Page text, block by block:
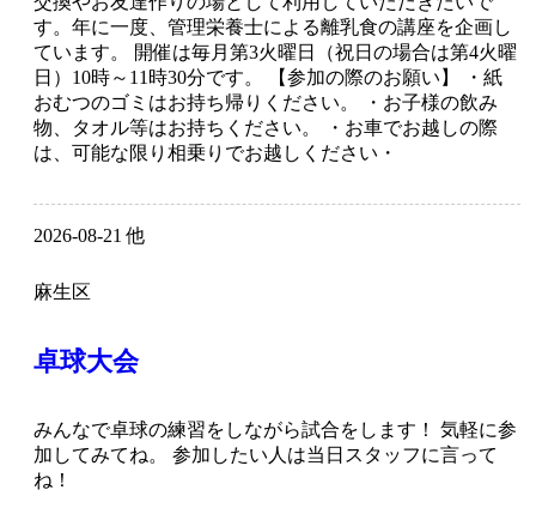
す。年に一度、管理栄養士による離乳食の講座を企画し
ています。 開催は毎月第3火曜日（祝日の場合は第4火曜
日）10時～11時30分です。 【参加の際のお願い】 ・紙
おむつのゴミはお持ち帰りください。 ・お子様の飲み
物、タオル等はお持ちください。 ・お車でお越しの際
は、可能な限り相乗りでお越しください・
2026-08-21 他
麻生区
卓球大会
みんなで卓球の練習をしながら試合をします！ 気軽に参
加してみてね。 参加したい人は当日スタッフに言って
ね！